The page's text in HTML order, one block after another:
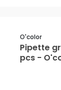
O'color
Pipette
pcs -